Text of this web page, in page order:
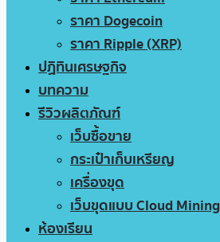
ราคา Dogecoin
ราคา Ripple (XRP)
ปฏิทินเศรษฐกิจ
บทความ
รีวิวผลิตภัณฑ์
เว็บซื้อขาย
กระเป๋าเก็บเหรียญ
เครื่องขุด
เว็บขุดแบบ Cloud Mining
ห้องเรียน